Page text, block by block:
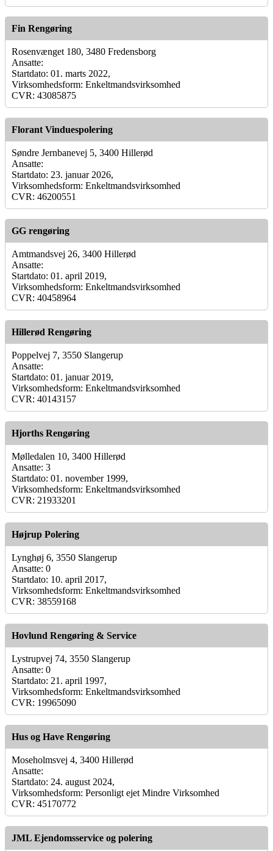
Fin Rengøring
Rosenvænget 180, 3480 Fredensborg
Ansatte:
Startdato: 01. marts 2022,
Virksomhedsform: Enkeltmandsvirksomhed
CVR: 43085875
Florant Vinduespolering
Søndre Jernbanevej 5, 3400 Hillerød
Ansatte:
Startdato: 23. januar 2026,
Virksomhedsform: Enkeltmandsvirksomhed
CVR: 46200551
GG rengøring
Amtmandsvej 26, 3400 Hillerød
Ansatte:
Startdato: 01. april 2019,
Virksomhedsform: Enkeltmandsvirksomhed
CVR: 40458964
Hillerød Rengøring
Poppelvej 7, 3550 Slangerup
Ansatte:
Startdato: 01. januar 2019,
Virksomhedsform: Enkeltmandsvirksomhed
CVR: 40143157
Hjorths Rengøring
Mølledalen 10, 3400 Hillerød
Ansatte: 3
Startdato: 01. november 1999,
Virksomhedsform: Enkeltmandsvirksomhed
CVR: 21933201
Højrup Polering
Lynghøj 6, 3550 Slangerup
Ansatte: 0
Startdato: 10. april 2017,
Virksomhedsform: Enkeltmandsvirksomhed
CVR: 38559168
Hovlund Rengøring & Service
Lystrupvej 74, 3550 Slangerup
Ansatte: 0
Startdato: 21. april 1997,
Virksomhedsform: Enkeltmandsvirksomhed
CVR: 19965090
Hus og Have Rengøring
Moseholmsvej 4, 3400 Hillerød
Ansatte:
Startdato: 24. august 2024,
Virksomhedsform: Personligt ejet Mindre Virksomhed
CVR: 45170772
JML Ejendomsservice og polering